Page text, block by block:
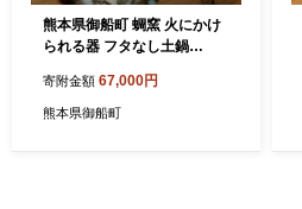
熊本県御船町 蜩窯 火にかけ
られる器 フタなし土鍋
につき最大3カ月以内に出荷
予定》
寄附金額 67,000円
熊本県御船町